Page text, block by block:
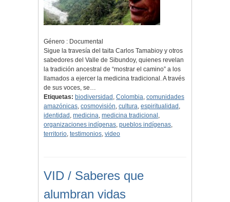
Género : Documental
Sigue la travesía del taita Carlos Tamabioy y otros
sabedores del Valle de Sibundoy, quienes revelan
la tradición ancestral de “mostrar el camino” a los
llamados a ejercer la medicina tradicional. A través
de sus voces, se…
Etiquetas: biodiversidad , Colombia, comunidades
amazónicas, cosmovisión, cultura, espiritualidad ,
identidad , medicina, medicina tradicional ,
organizaciones indígenas, pueblos indígenas,
territorio, testimonios, video
VID / Saberes que
alumbran vidas